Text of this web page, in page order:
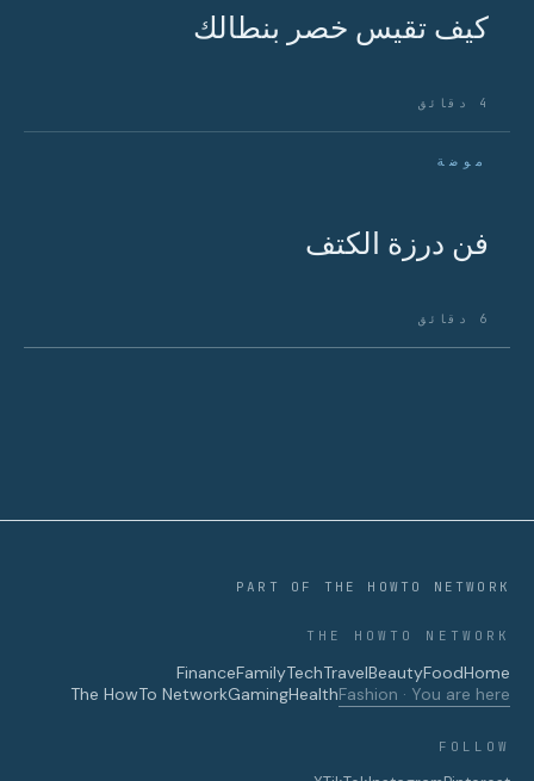
كيف تقيس خصر بنطالك
4 دقائق
موضة
فن درزة الكتف
6 دقائق
PART OF THE HOWTO NETWORK
THE HOWTO NETWORK
Home
Food
Beauty
Travel
Tech
Family
Finance
Fashion · You are here
Health
Gaming
The HowTo Network
FOLLOW